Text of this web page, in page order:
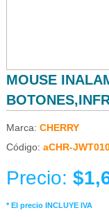
MOUSE
Marca: CHERRY
Código: aCHR-
Precio:
* El precio INCLUYE IVA